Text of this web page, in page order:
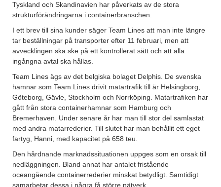
Tyskland och Skandinavien har påverkats av de stora
strukturförändringarna i containerbranschen.
I ett brev till sina kunder säger Team Lines att man inte längre
tar beställningar på transporter efter 11 februari, men att
avvecklingen ska ske på ett kontrollerat sätt och att alla
ingångna avtal ska hållas.
Team Lines ägs av det belgiska bolaget Delphis. De svenska
hamnar som Team Lines drivit matartrafik till är Helsingborg,
Göteborg, Gävle, Stockholm och Norrköping. Matartrafiken har
gått från stora containerhamnar som Hamburg och
Bremerhaven. Under senare år har man till stor del samlastat
med andra matarrederier. Till slutet har man behållit ett eget
fartyg, Hanni, med kapacitet på 658 teu.
Den hårdnande marknadssituationen uppges som en orsak till
nedläggningen. Bland annat har antalet fristående
oceangående containerrederier minskat betydligt. Samtidigt
samarbetar dessa i några få större nätverk.